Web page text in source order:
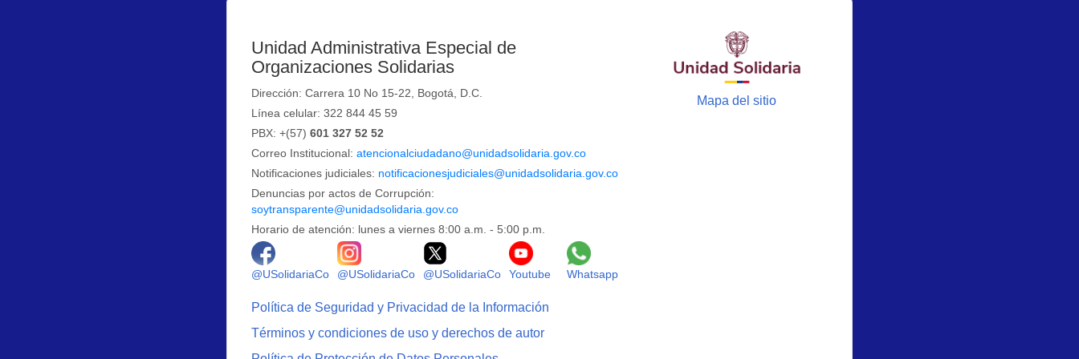
Unidad Administrativa Especial de
Organizaciones Solidarias
Dirección: Carrera 10 No 15-22, Bogotá, D.C.
Línea celular: 322 844 45 59
PBX: +(57)601 327 52 52
Correo Institucional:atencionalciudadano@unidadsolidaria.gov.co
Notificaciones judiciales: notificacionesjudiciales@unidadsolidaria.gov.co
Denuncias por actos de Corrupción:
soytransparente@unidadsolidaria.gov.co
Horario de atención: lunes a viernes 8:00 a.m. - 5:00 p.m.
@USolidariaCoLogo Facebook
@USolidariaCoLogo Instagram
@USolidariaCoLogo X
YoutubeLogo Youtube
WhatsappLogo Whatsapp
Política de Seguridad y Privacidad de la Información
Términos y condiciones de uso y derechos de autor
Mapa del sitio